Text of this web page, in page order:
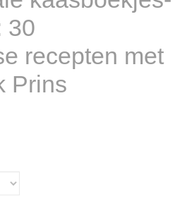
30
recepten met
Prins